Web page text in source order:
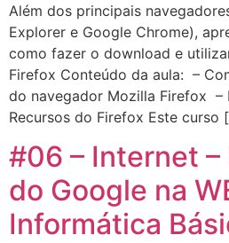
Além dos principais
Explorer e Google Chrome),
como fazer o download e
Firefox Conteúdo da aula: –
do navegador Mozilla Firefox
Recursos do Firefox Este curso
#06 – Internet –
do Google na
Informática